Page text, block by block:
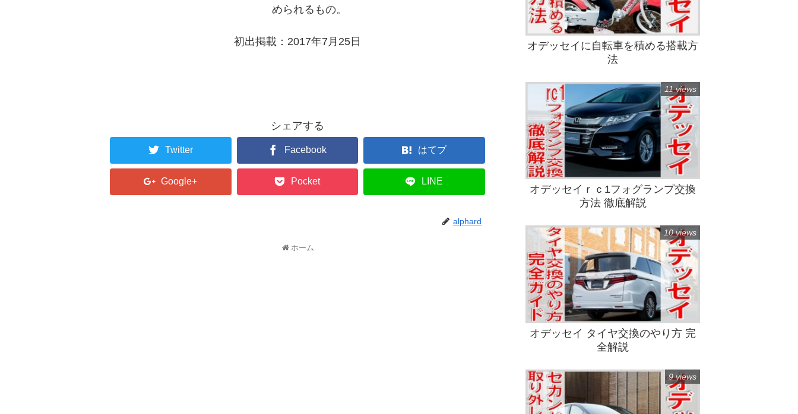
められるもの。
初出掲載：2017年7月25日
シェアする
Twitter Facebook はてブ
Google+ Pocket LINE
alphard
ホーム
オデッセイに自転車を積める搭載方
法
オデッセイｒｃ1フォグランプ交換
方法 徹底解説
11 views
オデッセイ タイヤ交換のやり方 完
全解説
10 views
9 views